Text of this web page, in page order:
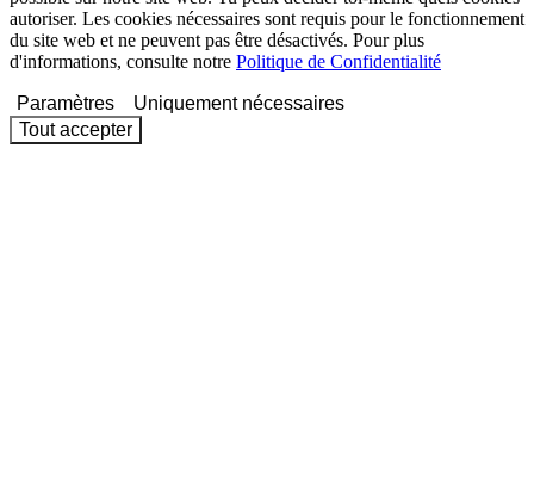
autoriser. Les cookies nécessaires sont requis pour le fonctionnement
du site web et ne peuvent pas être désactivés. Pour plus
d'informations, consulte notre Politique de Confidentialité
Paramètres
Uniquement nécessaires
Tout accepter